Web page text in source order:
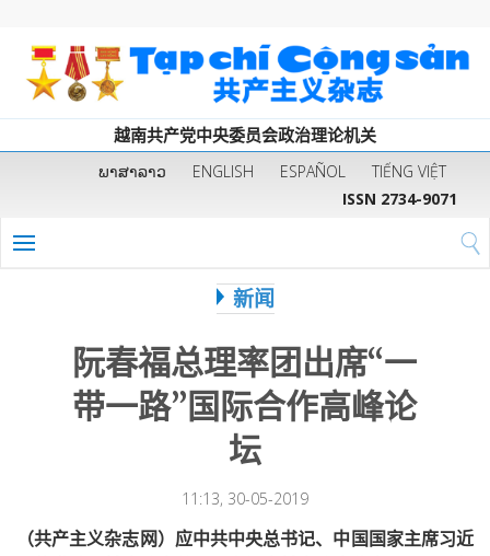
越南共产党中央委员会政治理论机关
ພາສາລາວ ENGLISH ESPAÑOL
TIẾNG VIỆT
ISSN 2734-9071
新闻
阮春福总理率团出席“一
带一路”国际合作高峰论
坛
11:13, 30-05-2019
（共产主义杂志网）应中共中央总书记、中国国家主席习近